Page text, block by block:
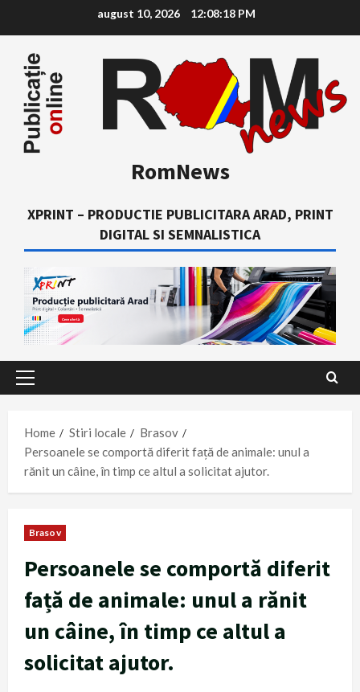
content
august 10, 2026 12:08:19 PM
RomNews
XPRINT – PRODUCTIE PUBLICITARA ARAD, PRINT
DIGITAL SI SEMNALISTICA
Primary
Home
Stiri locale
Brasov
Persoanele se comportă diferit față de animale: unul a
rănit un câine, în timp ce altul a solicitat ajutor.
Brasov
Persoanele se comportă diferit
față de animale: unul a rănit
un câine, în timp ce altul a
solicitat ajutor.